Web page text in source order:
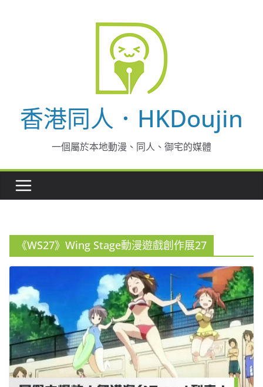
香港同人．HKDoujin
一個屬於本地動漫、同人、御宅的媒體
《WS27》Wing Stage動漫遊戲創作展27